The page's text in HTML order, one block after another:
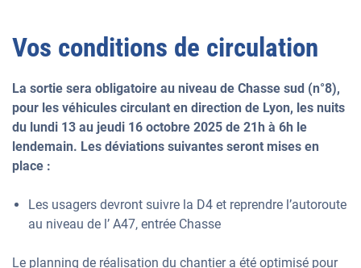
Vos conditions de circulation
La sortie sera obligatoire au niveau de Chasse sud (n°8),
pour les véhicules circulant en direction de Lyon, les nuits
du lundi 13 au jeudi 16 octobre 2025 de 21h à 6h le
lendemain. Les déviations suivantes seront mises en
place :
Les usagers devront suivre la D4 et reprendre l’autoroute
au niveau de l’ A47, entrée Chasse
Le planning de réalisation du chantier a été optimisé pour